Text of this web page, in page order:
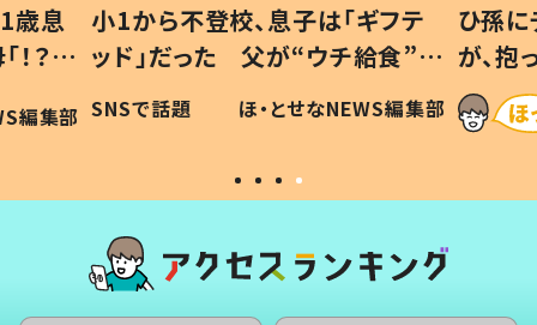
歳息
？」
編集部
小1から不登校、息子は「ギフテ
ッド」だった 父が“ウチ給食”を
作り続ける理由とは #令和の親
#令和の子
SNSで話題 ほ・とせなNEWS編集部
ひ孫
が、
「涙が
い」